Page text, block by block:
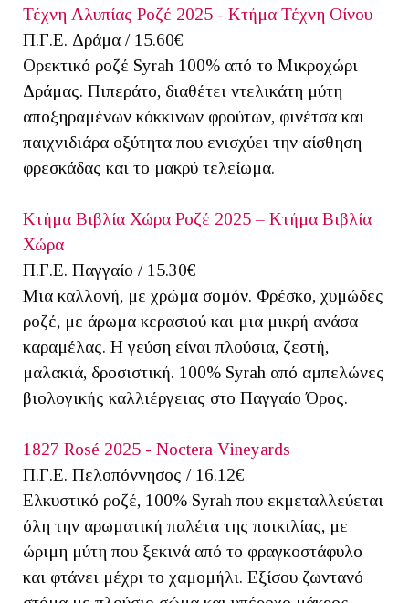
Τέχνη Αλυπίας Ροζέ 2025 - Κτήμα Τέχνη Οίνου
Π.Γ.Ε. Δράμα / 15.60€
Ορεκτικό ροζέ Syrah 100% από το Μικροχώρι
Δράμας. Πιπεράτο, διαθέτει ντελικάτη μύτη
αποξηραμένων κόκκινων φρούτων, φινέτσα και
παιχνιδιάρα οξύτητα που ενισχύει την αίσθηση
φρεσκάδας και το μακρύ τελείωμα.
Κτήμα Βιβλία Χώρα Ροζέ 2025 – Κτήμα Βιβλία
Χώρα
Π.Γ.Ε. Παγγαίο / 15.30€
Μια καλλονή, με χρώμα σομόν. Φρέσκο, χυμώδες
ροζέ, με άρωμα κερασιού και μια μικρή ανάσα
καραμέλας. Η γεύση είναι πλούσια, ζεστή,
μαλακιά, δροσιστική. 100% Syrah από αμπελώνες
βιολογικής καλλιέργειας στο Παγγαίο Όρος.
1827 Rosé 2025 - Noctera Vineyards
Π.Γ.Ε. Πελοπόννησος / 16.12€
Ελκυστικό ροζέ, 100% Syrah που εκμεταλλεύεται
όλη την αρωματική παλέτα της ποικιλίας, με
ώριμη μύτη που ξεκινά από το φραγκοστάφυλο
και φτάνει μέχρι το χαμομήλι. Εξίσου ζωντανό